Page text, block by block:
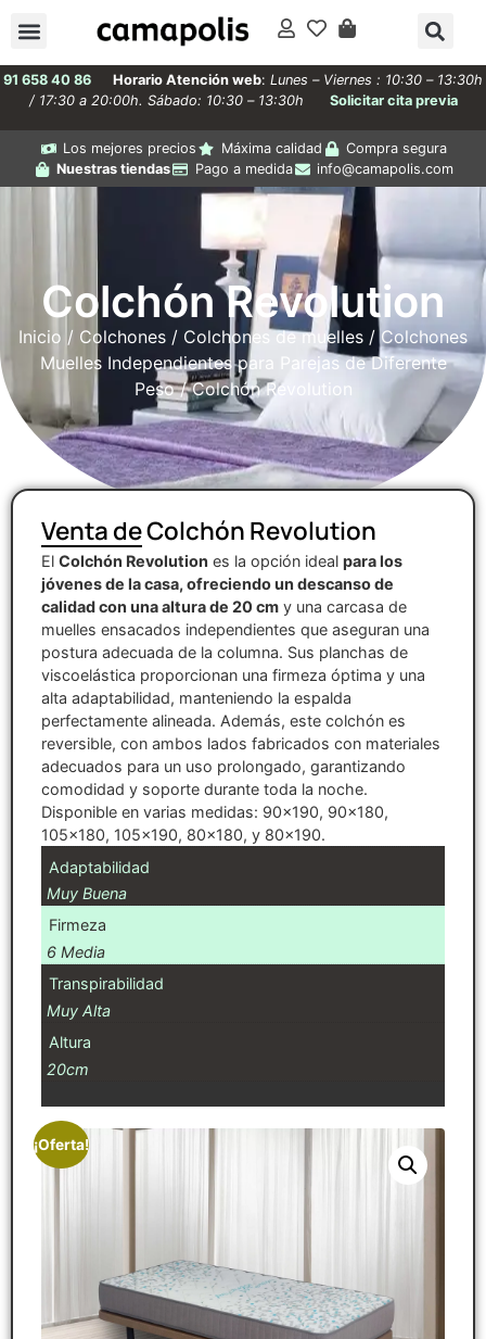
91 658 40 86 Horario Atención web: Lunes – Viernes : 10:30 – 13:30h
/ 17:30 a 20:00h. Sábado: 10:30 – 13:30h
Solicitar cita previa
Los mejores precios Máxima calidad
Compra segura
Nuestras tiendas
Pago a medida info@camapolis.com
Colchón Revolution
Inicio / Colchones / Colchones de muelles /Colchones
Muelles Independientes para Parejas de Diferente
Peso/ Colchón Revolution
Venta de Colchón Revolution
El Colchón Revolution es la opción ideal para los
jóvenes de la casa, ofreciendo un descanso de
calidad con una altura de 20 cm y una carcasa de
muelles ensacados independientes que aseguran una
postura adecuada de la columna. Sus planchas de
viscoelástica proporcionan una firmeza óptima y una
alta adaptabilidad, manteniendo la espalda
perfectamente alineada. Además, este colchón es
reversible, con ambos lados fabricados con materiales
adecuados para un uso prolongado, garantizando
comodidad y soporte durante toda la noche.
Disponible en varias medidas: 90×190, 90×180,
105×180, 105×190, 80×180, y 80×190.
Adaptabilidad
Muy Buena
Firmeza
6 Media
Transpirabilidad
Muy Alta
Altura
20cm
¡Oferta!